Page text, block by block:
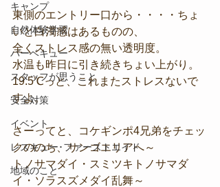
キャンプ
自然体験学習
バーベキュー
スタッフが思うこと
安全対策
イベント
レスキュー･ファーストエイド
地域のこと
東側のエントリー口から・・・・ちょ
いと白濁感はあるものの、
全くストレス感の無い透明度。
水温も昨日に引き続きちょい上がり。
19.5℃っと、これまたストレスないで
すよ。
さーってと、コケギンポ4兄弟をチェッ
クののち、サンゴエリアへ～
トノサマダイ・スミツキトノサマダ
イ・ソラスズメダイ乱舞～